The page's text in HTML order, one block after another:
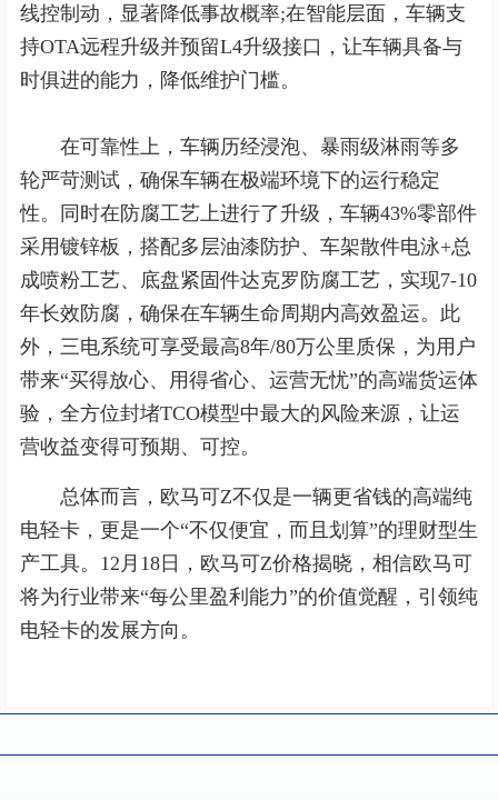
线控制动，显著降低事故概率;在智能层面，车辆支
持OTA远程升级并预留L4升级接口，让车辆具备与
时俱进的能力，降低维护门槛。
在可靠性上，车辆历经浸泡、暴雨级淋雨等多
轮严苛测试，确保车辆在极端环境下的运行稳定
性。同时在防腐工艺上进行了升级，车辆43%零部件
采用镀锌板，搭配多层油漆防护、车架散件电泳+总
成喷粉工艺、底盘紧固件达克罗防腐工艺，实现7-10
年长效防腐，确保在车辆生命周期内高效盈运。此
外，三电系统可享受最高8年/80万公里质保，为用户
带来“买得放心、用得省心、运营无忧”的高端货运体
验，全方位封堵TCO模型中最大的风险来源，让运
营收益变得可预期、可控。
总体而言，欧马可Z不仅是一辆更省钱的高端纯
电轻卡，更是一个“不仅便宜，而且划算”的理财型生
产工具。12月18日，欧马可Z价格揭晓，相信欧马可
将为行业带来“每公里盈利能力”的价值觉醒，引领纯
电轻卡的发展方向。